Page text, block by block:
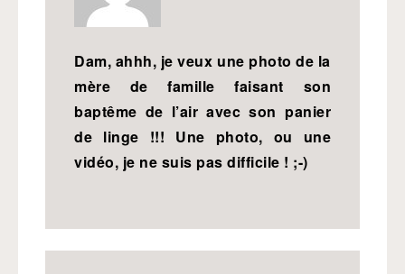
Dam, ahhh, je veux une photo de la
mère de famille faisant son
baptême de l’air avec son panier
de linge !!! Une photo, ou une
vidéo, je ne suis pas difficile ! ;-)